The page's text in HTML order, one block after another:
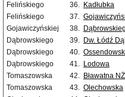
Felińskiego
36. Kadłubka
Felińskiego
37.
Gojawiczyńskiej
38.
Dąbrowskiego
39. Dw. Łódź
Dąbrowskiego
40.
Dąbrowskiego
41. Lodowa
Tomaszowska
42. Bławatna NŻ
Tomaszowska
43. Olechowska